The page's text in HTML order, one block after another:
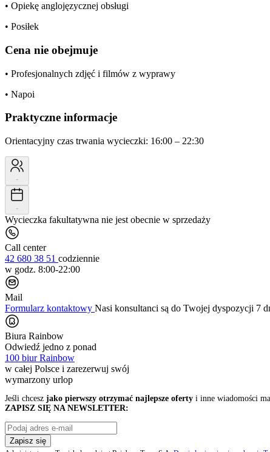
• Opiekę anglojęzycznej obsługi
• Posiłek
Cena nie obejmuje
• Profesjonalnych zdjęć i filmów z wyprawy
• Napoi
Praktyczne informacje
Orientacyjny czas trwania wycieczki: 16:00 – 22:30
-
-
Wycieczka fakultatywna nie jest obecnie w sprzedaży
Call center
42 680 38 51 codziennie
w godz. 8:00-22:00
Mail
Formularz kontaktowy Nasi konsultanci są do Twojej dyspozycji 7
Biura Rainbow
Odwiedź jedno z ponad
100 biur Rainbow
w całej Polsce i zarezerwuj swój
wymarzony urlop
Jeśli chcesz jako pierwszy otrzymać najlepsze oferty i inne wiadomości
ZAPISZ SIĘ NA NEWSLETTER:
Zapisz się